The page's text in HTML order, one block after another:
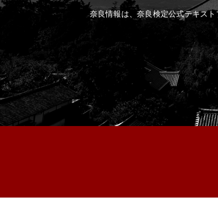
奈良情報は、奈良検定公式テキス